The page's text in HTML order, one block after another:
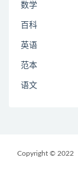
数学
百科
英语
范本
语文
Copyright © 2022